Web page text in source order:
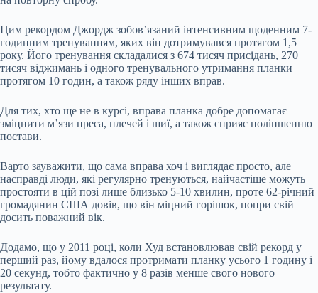
Цим рекордом Джордж зобов’язаний інтенсивним щоденним 7-
годинним тренуванням, яких він дотримувався протягом 1,5
року. Його тренування складалися з 674 тисяч присідань, 270
тисяч віджимань і одного тренувального утримання планки
протягом 10 годин, а також ряду інших вправ.
Для тих, хто ще не в курсі, вправа планка добре допомагає
зміцнити м’язи преса, плечей і шиї, а також сприяє поліпшенню
постави.
Варто зауважити, що сама вправа хоч і виглядає просто, але
насправді люди, які регулярно тренуються, найчастіше можуть
простояти в цій позі лише близько 5-10 хвилин, проте 62-річний
громадянин США довів, що він міцний горішок, попри свій
досить поважний вік.
Додамо, що у 2011 році, коли Худ встановлював свій рекорд у
перший раз, йому вдалося протримати планку усього 1 годину і
20 секунд, тобто фактично у 8 разів менше свого нового
результату.